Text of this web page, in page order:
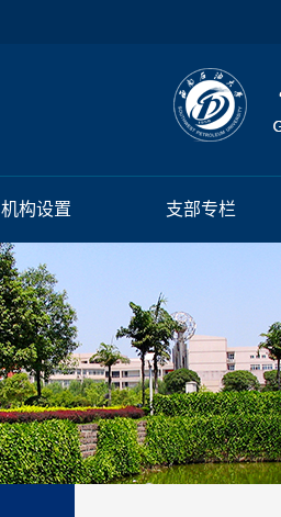
机构设置 支部专栏